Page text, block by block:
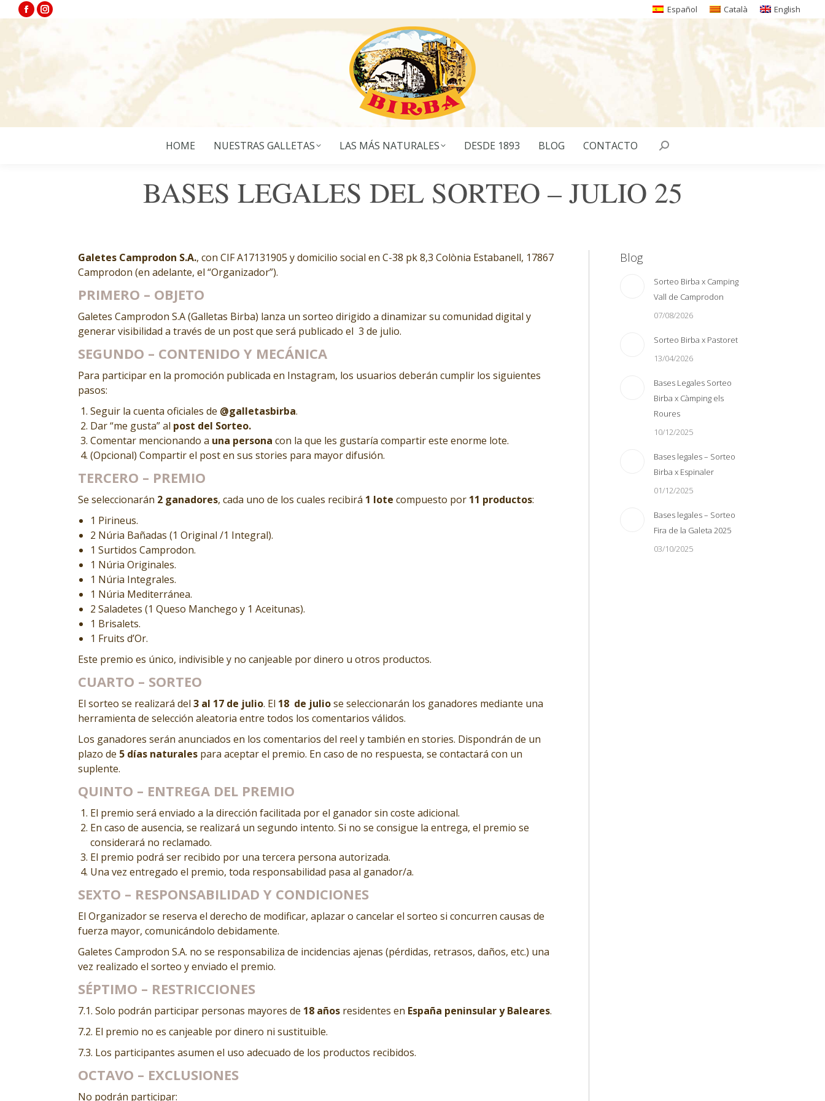
Facebook
page
opens
in
window
Instagram
Español Català English
HOME NUESTRAS GALLETAS LAS MÁS NATURALES DESDE 1893 BLOG CONTACTO Buscar:
BASES LEGALES DEL SORTEO – JULIO 25
Galetes Camprodon S.A., con CIF A17131905 y domicilio social en C-38 pk 8,3 Colònia Estabanell, 17867
Camprodon (en adelante, el “Organizador”).
PRIMERO – OBJETO
Galetes Camprodon S.A (Galletas Birba) lanza un sorteo dirigido a dinamizar su comunidad digital y
generar visibilidad a través de un post que será publicado el 3 de julio.
SEGUNDO – CONTENIDO Y MECÁNICA
Para participar en la promoción publicada en Instagram, los usuarios deberán cumplir los siguientes
pasos:
Seguir la cuenta oficiales de @galletasbirba.
Dar “me gusta” al post del Sorteo.
Comentar mencionando a una persona con la que les gustaría compartir este enorme lote.
(Opcional) Compartir el post en sus stories para mayor difusión.
TERCERO – PREMIO
Se seleccionarán 2 ganadores, cada uno de los cuales recibirá 1 lote compuesto por 11 productos:
1 Pirineus.
2 Núria Bañadas (1 Original /1 Integral).
1 Surtidos Camprodon.
1 Núria Originales.
1 Núria Integrales.
1 Núria Mediterránea.
2 Saladetes (1 Queso Manchego y 1 Aceitunas).
1 Brisalets.
1 Fruits d’Or.
Este premio es único, indivisible y no canjeable por dinero u otros productos.
CUARTO – SORTEO
El sorteo se realizará del 3 al 17 de julio. El 18 de juliose seleccionarán los ganadores mediante una
herramienta de selección aleatoria entre todos los comentarios válidos.
Los ganadores serán anunciados en los comentarios del reel y también en stories. Dispondrán de un
plazo de 5 días naturales para aceptar el premio. En caso de no respuesta, se contactará con un
suplente.
QUINTO – ENTREGA DEL PREMIO
El premio será enviado a la dirección facilitada por el ganador sin coste adicional.
En caso de ausencia, se realizará un segundo intento. Si no se consigue la entrega, el premio se
considerará no reclamado.
El premio podrá ser recibido por una tercera persona autorizada.
Una vez entregado el premio, toda responsabilidad pasa al ganador/a.
SEXTO – RESPONSABILIDAD Y CONDICIONES
El Organizador se reserva el derecho de modificar, aplazar o cancelar el sorteo si concurren causas de
fuerza mayor, comunicándolo debidamente.
Galetes Camprodon S.A. no se responsabiliza de incidencias ajenas (pérdidas, retrasos, daños, etc.) una
vez realizado el sorteo y enviado el premio.
SÉPTIMO – RESTRICCIONES
7.1. Solo podrán participar personas mayores de 18 años residentes en España peninsular y Baleares.
7.2. El premio no es canjeable por dinero ni sustituible.
7.3. Los participantes asumen el uso adecuado de los productos recibidos.
OCTAVO – EXCLUSIONES
No podrán participar:
Blog
Sorteo Birba x Camping
Vall de Camprodon
07/08/2026
Sorteo Birba x Pastoret
13/04/2026
Bases Legales Sorteo
Birba x Càmping els
Roures
10/12/2025
Bases legales – Sorteo
Birba x Espinaler
01/12/2025
Bases legales – Sorteo
Fira de la Galeta 2025
03/10/2025